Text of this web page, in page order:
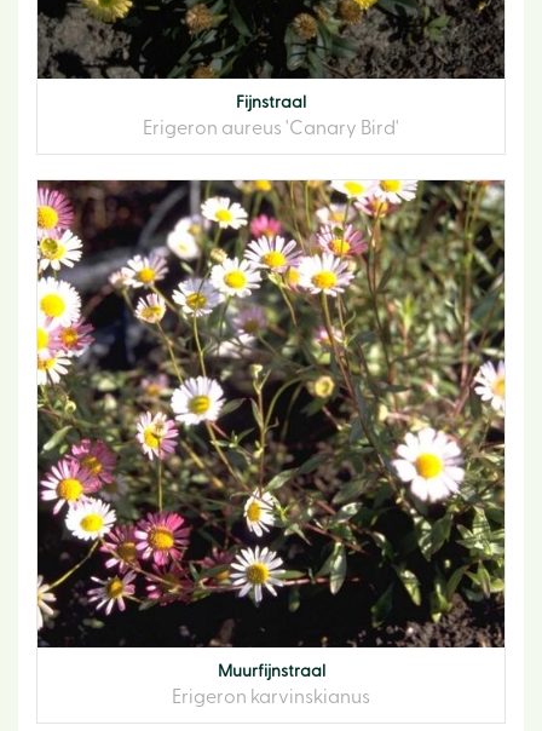
Fijnstraal
Erigeron aureus 'Canary Bird'
Muurfijnstraal
Erigeron karvinskianus